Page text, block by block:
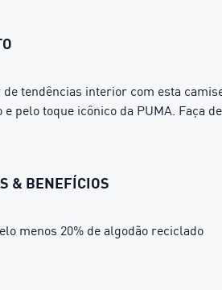
tendências interior com esta
pelo toque icônico da PUMA. Faça
& BENEFÍCIOS
menos 20% de algodão reciclado